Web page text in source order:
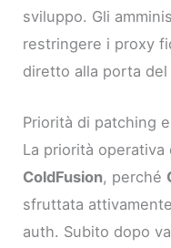
sviluppo. Gli
restringere i proxy
diretto alla porta del
Priorità di patching
La priorità
ColdFusion, perché
sfruttata
auth. Subito dopo